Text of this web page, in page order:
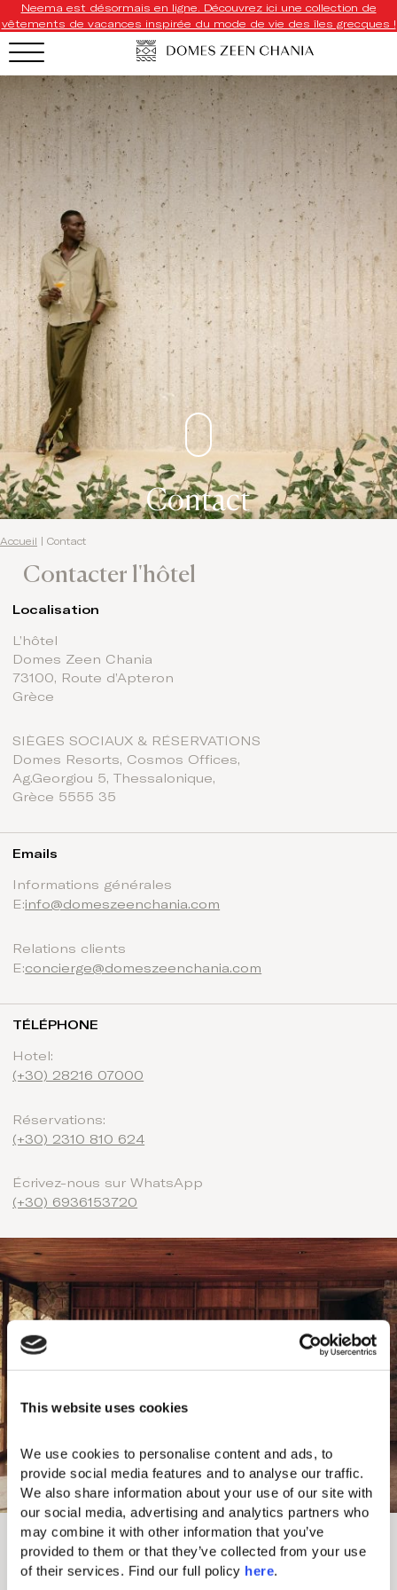
This website uses cookies
We use cookies to personalise content and ads, to
provide social media features and to analyse our traffic.
We also share information about your use of our site with
our social media, advertising and analytics partners who
may combine it with other information that you’ve
provided to them or that they’ve collected from your use
of their services. Find our full policy here.
Neema est désormais en ligne. Découvrez ici une collection de
vêtements de vacances inspirée du mode de vie des îles grecques !
Contact
Accueil Contact
Contacter l'hôtel
Localisation
L’hôtel
Domes Zeen Chania
73100, Route d’Apteron
Grèce
SIÈGES SOCIAUX & RÉSERVATIONS
Domes Resorts, Cosmos Offices,
Ag.Georgiou 5, Thessalonique,
Grèce 5555 35
Emails
Informations générales
E:info@domeszeenchania.com
Relations clients
E:concierge@domeszeenchania.com
TÉLÉPHONE
Hotel:
(+30) 28216 07000
Réservations:
(+30) 2310 810 624
Écrivez-nous sur WhatsApp
(+30) 6936153720
Commençons une conversation